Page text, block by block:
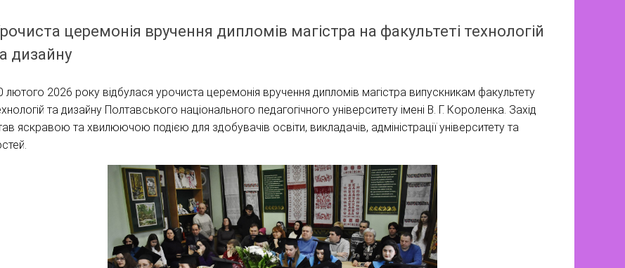
церемонія вручення дипломів магістра на факультеті технологій
дизайну
лютого 2026 року відбулася урочиста церемонія вручення дипломів магістра випускникам факультету
та дизайну Полтавського національного педагогічного університету імені В. Г. Короленка. Захід
яскравою та хвилюючою подією для здобувачів освіти, викладачів, адміністрації університету та